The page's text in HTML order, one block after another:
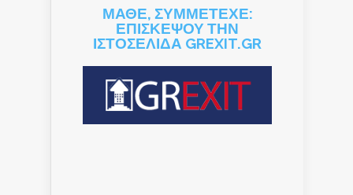
ΜΑΘΕ, ΣΥΜΜΕΤΕΧΕ:
ΕΠΙΣΚΕΨΟΥ ΤΗΝ
ΙΣΤΟΣΕΛΙΔΑ GREXIT.GR